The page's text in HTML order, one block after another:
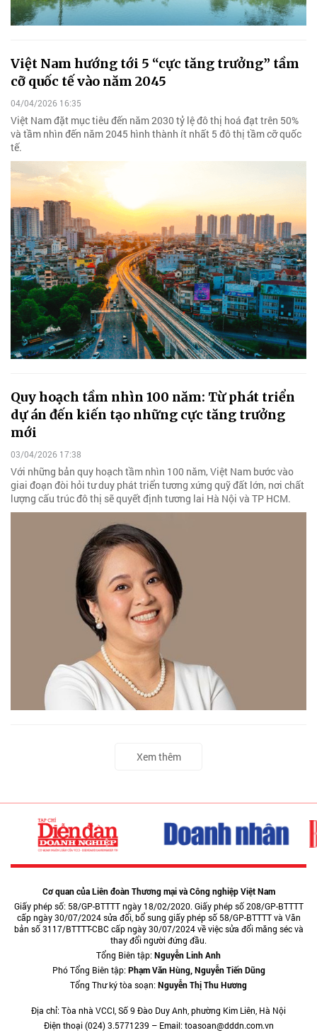
Việt Nam hướng tới 5 “cực tăng trưởng” tầm
cỡ quốc tế vào năm 2045
04/04/2026 16:35
Việt Nam đặt mục tiêu đến năm 2030 tỷ lệ đô thị hoá đạt trên 50%
và tầm nhìn đến năm 2045 hình thành ít nhất 5 đô thị tầm cỡ quốc
tế.
Quy hoạch tầm nhìn 100 năm: Từ phát triển
dự án đến kiến tạo những cực tăng trưởng
mới
03/04/2026 17:38
Với những bản quy hoạch tầm nhìn 100 năm, Việt Nam bước vào
giai đoạn đòi hỏi tư duy phát triển tương xứng quỹ đất lớn, nơi chất
lượng cấu trúc đô thị sẽ quyết định tương lai Hà Nội và TP HCM.
Xem thêm
Cơ quan của Liên đoàn Thương mại và Công nghiệp Việt Nam
Giấy phép số: 58/GP-BTTTT ngày 18/02/2020. Giấy phép số 208/GP-BTTTT
cấp ngày 30/07/2024 sửa đổi, bổ sung giấy phép số 58/GP-BTTTT và Văn
bản số 3117/BTTTT-CBC cấp ngày 30/07/2024 về việc sửa đổi măng séc và
thay đổi người đứng đầu.
Tổng Biên tập:Nguyễn Linh Anh
Phó Tổng Biên tập:Phạm Văn Hùng, Nguyễn Tiến Dũng
Tổng Thư ký tòa soạn:Nguyễn Thị Thu Hương
Địa chỉ: Tòa nhà VCCI, Số 9 Đào Duy Anh, phường Kim Liên, Hà Nội
Điện thoại (024) 3.5771239 – Email: toasoan@dddn.com.vn